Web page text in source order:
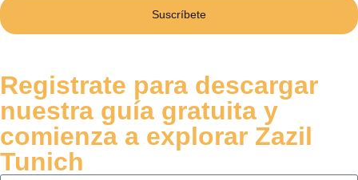
Suscríbete
Registrate para descargar
nuestra guía gratuita y
comienza a explorar Zazil
Tunich